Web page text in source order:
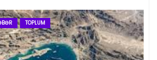
TOPLUM